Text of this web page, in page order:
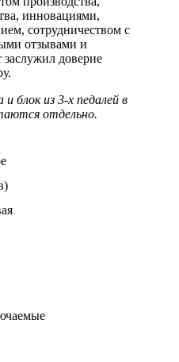
инновациями,
сотрудничеством с
отзывами и
доверие
блок из 3-х педалей в
отдельно.